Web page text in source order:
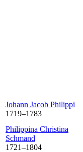
Johann Jacob Philippi
1719–1783
Philippina Christina
Schmand
1721–1804